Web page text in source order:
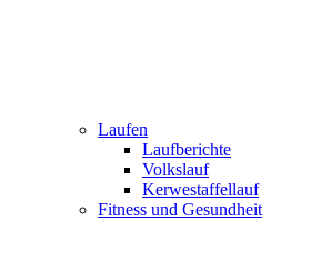
Laufen
Laufberichte
Volkslauf
Kerwestaffellauf
Fitness und Gesundheit